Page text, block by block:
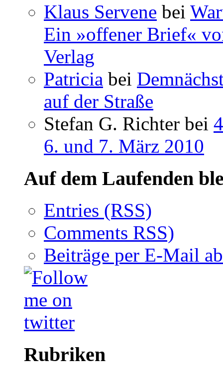
Klaus Servene bei
Ein »offener Brief«
Verlag
Patricia bei
auf der Straße
Stefan G. Richter bei
6. und 7. März 2010
Auf dem Laufenden
Entries (RSS)
Comments RSS)
Beiträge per E-Mail
Rubriken